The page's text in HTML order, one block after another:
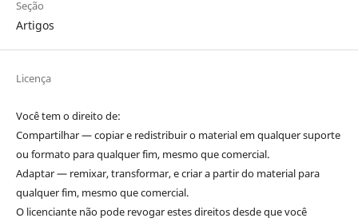
Seção
Artigos
Licença
Você tem o direito de:
Compartilhar — copiar e redistribuir o material em qualquer suporte
ou formato para qualquer fim, mesmo que comercial.
Adaptar — remixar, transformar, e criar a partir do material para
qualquer fim, mesmo que comercial.
O licenciante não pode revogar estes direitos desde que você